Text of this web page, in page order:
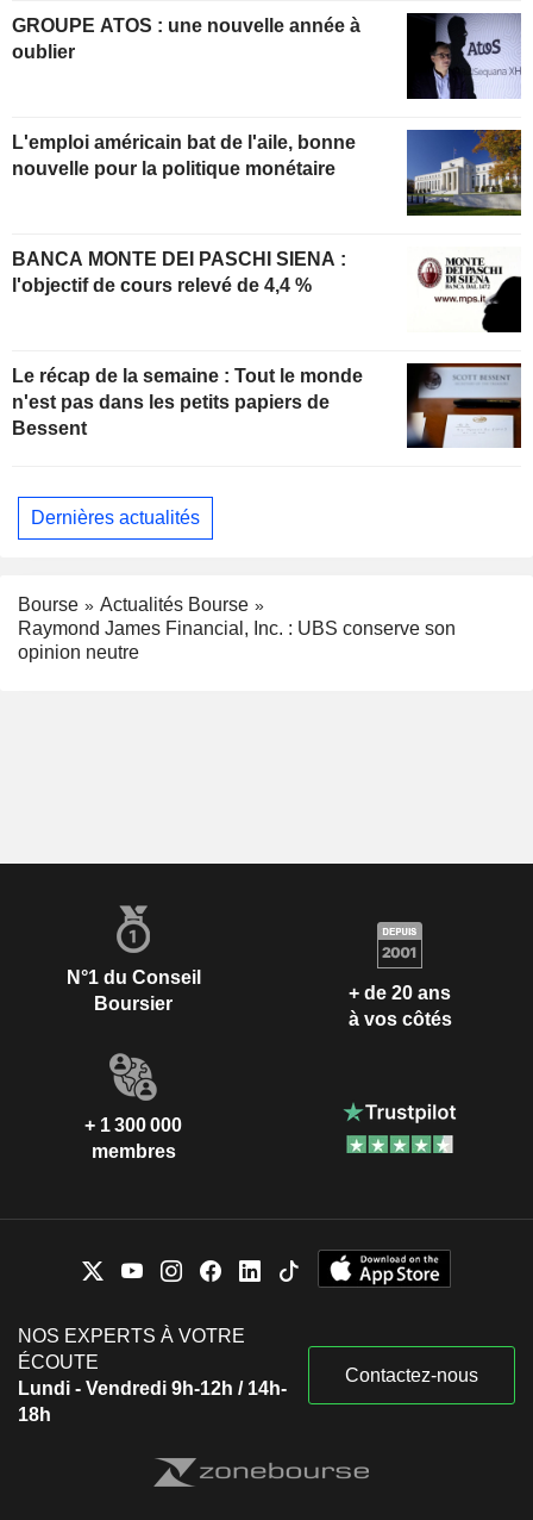
GROUPE ATOS : une nouvelle année à
oublier
L'emploi américain bat de l'aile, bonne
nouvelle pour la politique monétaire
BANCA MONTE DEI PASCHI SIENA :
l'objectif de cours relevé de 4,4 %
Le récap de la semaine : Tout le monde
n'est pas dans les petits papiers de
Bessent
Dernières actualités
Bourse
Actualités Bourse
Raymond James Financial, Inc. : UBS conserve son
opinion neutre
N°1 du Conseil
Boursier
+ de 20 ans
à vos côtés
+ 1 300 000
membres
NOS EXPERTS À VOTRE
ÉCOUTE
Lundi - Vendredi 9h-12h / 14h-
18h
Contactez-nous